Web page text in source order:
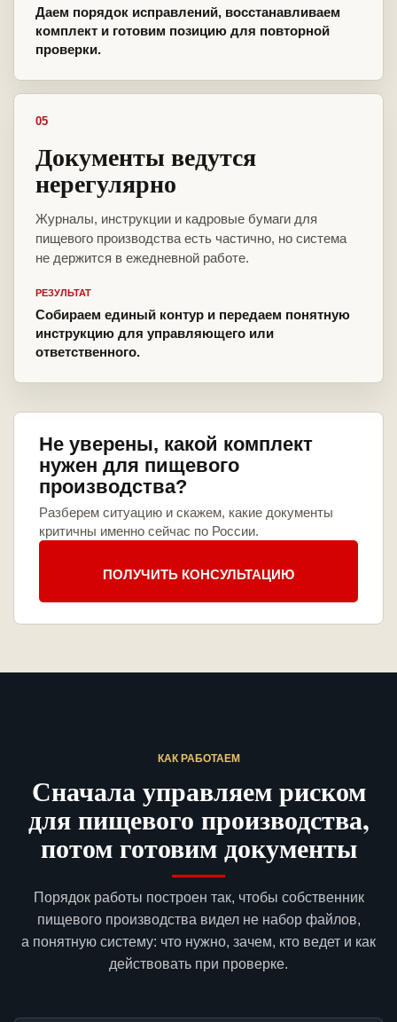
Даем порядок исправлений, восстанавливаем
комплект и готовим позицию для повторной
проверки.
05
Документы ведутся
нерегулярно
Журналы, инструкции и кадровые бумаги для
пищевого производства есть частично, но система
не держится в ежедневной работе.
РЕЗУЛЬТАТ
Собираем единый контур и передаем понятную
инструкцию для управляющего или
ответственного.
Не уверены, какой комплект
нужен для пищевого
производства?
Разберем ситуацию и скажем, какие документы
критичны именно сейчас по России.
ПОЛУЧИТЬ КОНСУЛЬТАЦИЮ
КАК РАБОТАЕМ
Сначала управляем риском
для пищевого производства,
потом готовим документы
Порядок работы построен так, чтобы собственник
пищевого производства видел не набор файлов,
а понятную систему: что нужно, зачем, кто ведет и как
действовать при проверке.